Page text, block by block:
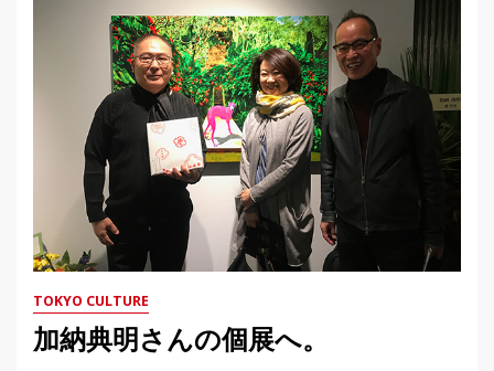
TOKYO CULTURE
加納典明さんの個展へ。